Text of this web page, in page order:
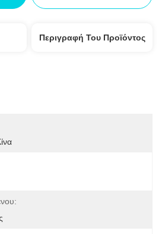
Περιγραφή Του Προϊόντος